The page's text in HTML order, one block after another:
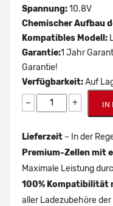
Spannung:10.8V
Chemischer Aufbau
Kompatibles Modell:
Garantie:1 Jahr
Garantie!
Verfügbarkeit:Auf
− + IN
Lieferzeit – In der
Premium-Zellen mit
Maximale Leistung
100% Kompatibilität
aller Ladezubehöre